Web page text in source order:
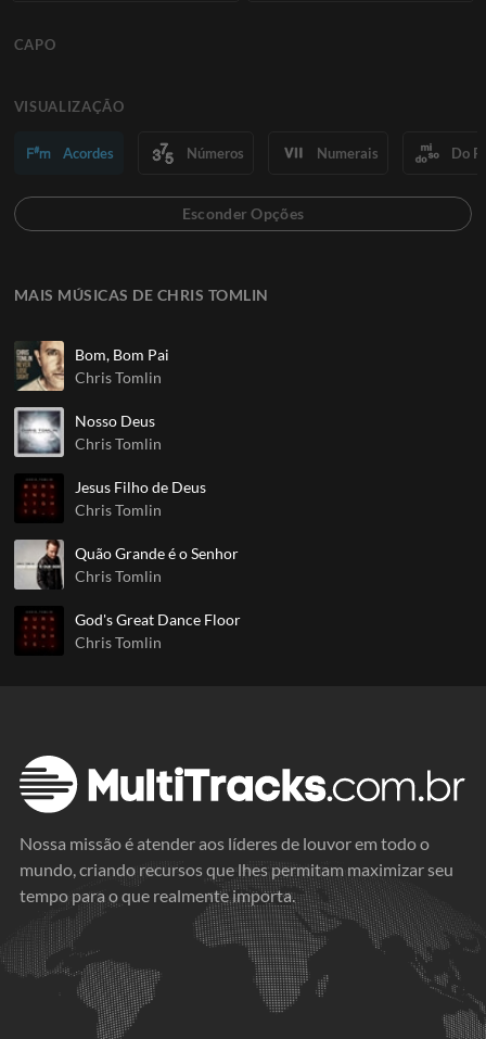
CAPO
VISUALIZAÇÃO
Acordes Números Numerais Do
MAIS MÚSICAS DE CHRIS TOMLIN
Bom, Bom Pai
Chris Tomlin
Nosso Deus
Chris Tomlin
Jesus Filho de Deus
Chris Tomlin
Quão Grande é o Senhor
Chris Tomlin
God's Great Dance Floor
Chris Tomlin
Nossa missão é atender aos líderes de louvor em todo o
mundo, criando recursos que lhes permitam maximizar seu
tempo para o que realmente importa.